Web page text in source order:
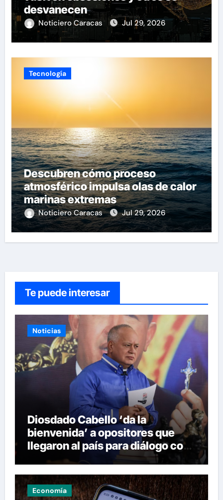
desvanecen
Noticiero Caracas Jul 29, 2026
Tecnología
Descubren cómo proceso
atmosférico impulsa olas de calor
marinas extremas
Noticiero Caracas Jul 29, 2026
Te puede interesar
Noticias
Diosdado Cabello ‘da la
bienvenida’ a opositores que
llegaron al país para diálogo con
el gobierno
Economía